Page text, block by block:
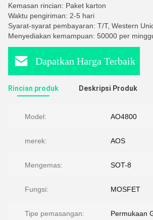
Kemasan rincian: Paket karton
Waktu pengiriman: 2-5 hari
Syarat-syarat pembayaran: T/T, Western
Menyediakan kemampuan: 50000 per
Dapatkan Harga Terbaik
Rincian produk Deskripsi Produk
Model: AO4800
merek: AOS
Mengemas: SOT-8
Fungsi: MOSFET
Tipe pemasangan: Permukaan